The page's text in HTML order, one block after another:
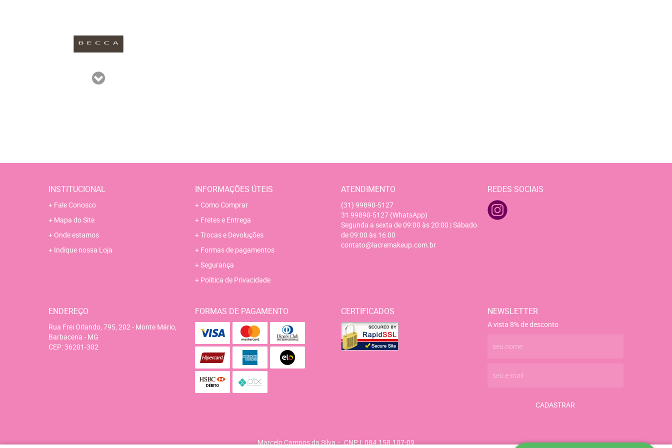
INSTITUCIONAL
Fale Conosco
Mapa do Site
Onde estamos
Indique nossa Loja
INFORMAÇÕES ÚTEIS
Como Comprar
Fretes e Entrega
Trocas e Devoluções
Formas de pagamentos
Segurança
Política de Privacidade
ATENDIMENTO
(31) 99890-5127
31 99890-5127 (WhatsApp)
Segunda a sexta de 09:00 às 20:00 | Sábado
de 09:00 às 16:00
contato@lacremakeup.com.br
REDES SOCIAIS
ENDEREÇO
Rua Frei Orlando, 795, 202- Monte Mário,
Barbacena - MG
CEP: 36201-302
FORMAS DE PAGAMENTO CERTIFICADOS NEWSLETTER
A vista 8% de desconto
CADASTRAR
Marcelo Campos da Silva CNPJ: 084.158.107-09